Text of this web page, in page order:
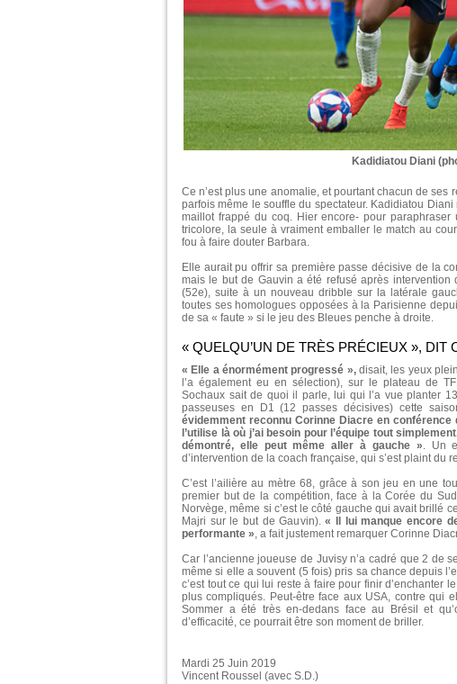
Kadidiatou Diani
Ce n’est plus une anomalie, et pourtant chacun de
parfois même le souffle du spectateur. Kadidiatou
maillot frappé du coq. Hier encore- pour
tricolore, la seule à vraiment emballer le match au
fou à faire douter Barbara.
Elle aurait pu offrir sa première passe décisive de la
mais le but de Gauvin a été refusé après
(52e), suite à un nouveau dribble sur la latérale
toutes ses homologues opposées à la Parisienne
de sa « faute » si le jeu des Bleues penche à droite.
« QUELQU’UN DE TRÈS PRÉCIEUX », DIT
« Elle a énormément progressé », disait, les yeux
l’a également eu en sélection), sur le plateau de
Sochaux sait de quoi il parle, lui qui l’a vue planter
passeuses en D1 (12 passes décisives) cette
évidemment reconnu Corinne Diacre en conférence
l’utilise là où j’ai besoin pour l’équipe tout
démontré, elle peut même aller à gauche ». Un
d’intervention de la coach française, qui s’est plaint du
C’est l’ailière au mètre 68, grâce à son jeu en une
premier but de la compétition, face à la Corée du
Norvège, même si c’est le côté gauche qui avait brillé
Majri sur le but de Gauvin).« Il lui manque encore
performante », a fait justement remarquer Corinne
Car l’ancienne joueuse de Juvisy n’a cadré que 2 de
même si elle a souvent (5 fois) pris sa chance depuis
c’est tout ce qui lui reste à faire pour finir d’enchanter
plus compliqués. Peut-être face aux USA, contre qui
Sommer a été très en-dedans face au Brésil et
d’efficacité, ce pourrait être son moment de briller.
Mardi 25 Juin 2019
Vincent Roussel (avec S.D.)